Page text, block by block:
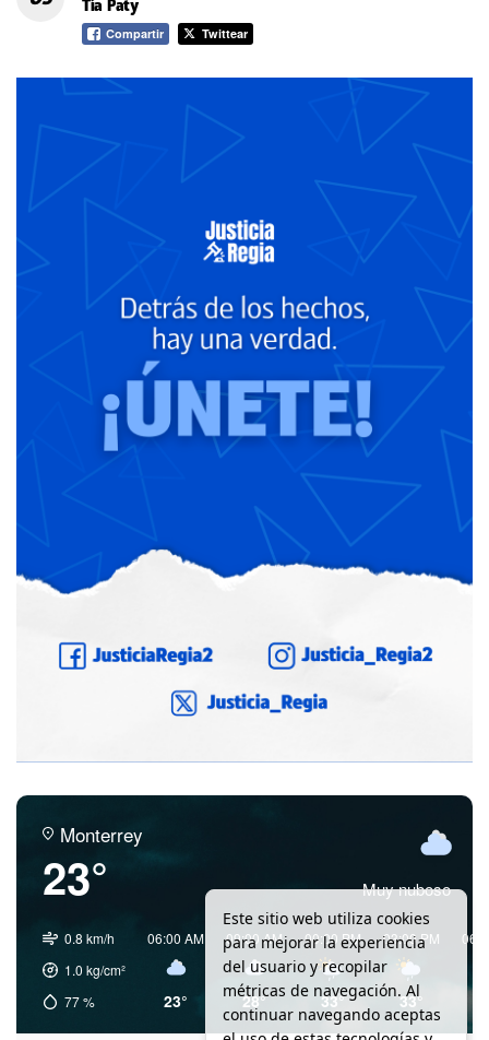
Tía Paty
Compartir Twittear
Monterrey
23° Muy nuboso
0.8 km/h
1.0 kg/cm²
77%
06:00 AM
23°
09:00 AM
28°
00:00 PM
33°
03:00 PM
33°
Este sitio web utiliza cookies
para mejorar la experiencia
del usuario y recopilar
métricas de navegación. Al
continuar navegando aceptas